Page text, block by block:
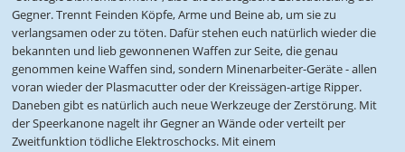
Gegner. Trennt Feinden Köpfe, Arme und Beine ab, um sie zu
verlangsamen oder zu töten. Dafür stehen euch natürlich wieder die
bekannten und lieb gewonnenen Waffen zur Seite, die genau
genommen keine Waffen sind, sondern Minenarbeiter-Geräte - allen
voran wieder der Plasmacutter oder der Kreissägen-artige Ripper.
Daneben gibt es natürlich auch neue Werkzeuge der Zerstörung. Mit
der Speerkanone nagelt ihr Gegner an Wände oder verteilt per
Zweitfunktion tödliche Elektroschocks. Mit einem